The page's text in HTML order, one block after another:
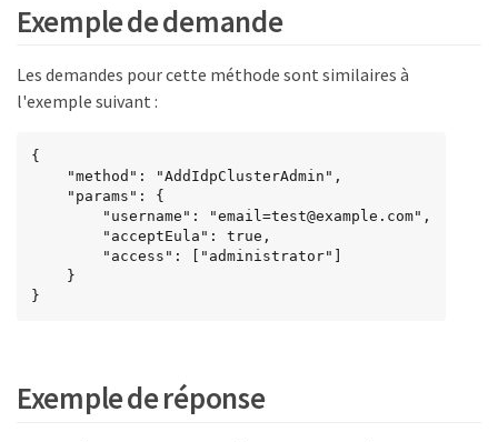
Exemple de demande
Les demandes pour cette méthode sont similaires à
l'exemple suivant :
{
}
Exemple de réponse